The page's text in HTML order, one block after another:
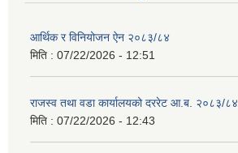
आर्थिक र विनियोजन ऐन २०८३/८४
मिति : 07/22/2026 - 12:51
राजस्व तथा वडा कार्यालयको दररेट आ.ब. २०८३/८४
मिति : 07/22/2026 - 12:43